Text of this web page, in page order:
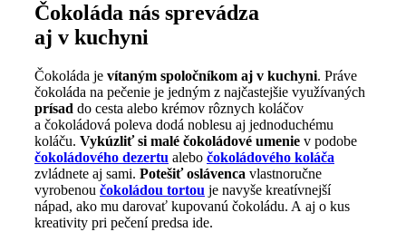
Čokoláda nás sprevádza
aj v kuchyni
Čokoláda je vítaným spoločníkom aj v kuchyni. Práve
čokoláda na pečenie je jedným z najčastejšie využívaných
prísad do cesta alebo krémov rôznych koláčov
a čokoládová poleva dodá noblesu aj jednoduchému
koláču. Vykúzliť si malé čokoládové umenie v podobe
čokoládového dezertu alebo čokoládového koláča
zvládnete aj sami. Potešiť oslávenca vlastnoručne
vyrobenou čokoládou tortou je navyše kreatívnejší
nápad, ako mu darovať kupovanú čokoládu. A aj o kus
kreativity pri pečení predsa ide.